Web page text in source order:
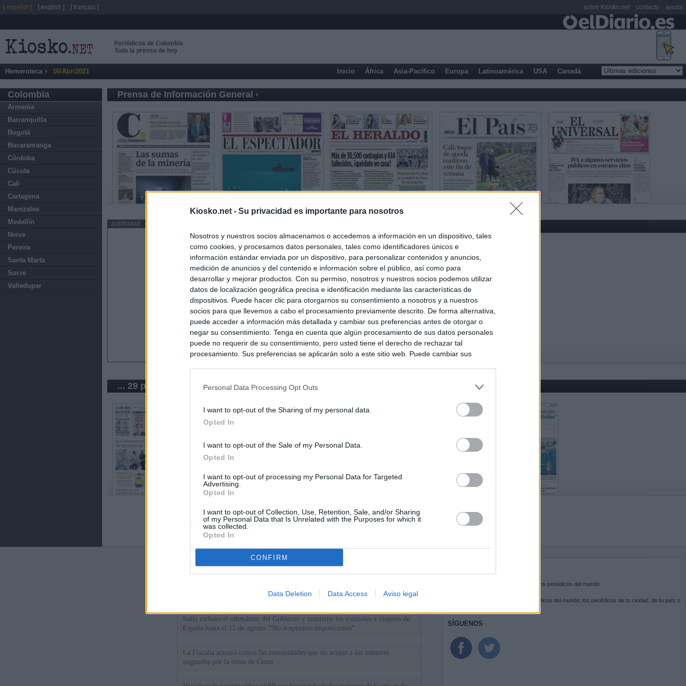
Kiosko.net - Su privacidad es importante para nosotros
Nosotros y nuestros socios almacenamos o accedemos a información en un dispositivo, tales
como cookies, y procesamos datos personales, tales como identificadores únicos e
información estándar enviada por un dispositivo, para personalizar contenidos y anuncios,
medición de anuncios y del contenido e información sobre el público, así como para
desarrollar y mejorar productos. Con su permiso, nosotros y nuestros socios podemos utilizar
datos de localización geográfica precisa e identificación mediante las características de
dispositivos. Puede hacer clic para otorgarnos su consentimiento a nosotros y a nuestros
socios para que llevemos a cabo el procesamiento previamente descrito. De forma alternativa,
puede acceder a información más detallada y cambiar sus preferencias antes de otorgar o
negar su consentimiento. Tenga en cuenta que algún procesamiento de sus datos personales
puede no requerir de su consentimiento, pero usted tiene el derecho de rechazar tal
procesamiento. Sus preferencias se aplicarán solo a este sitio web. Puede cambiar sus
Personal Data Processing Opt Outs
I want to opt-out of the Sharing of my personal data.
Opted In
I want to opt-out of the Sale of my Personal Data.
Opted In
I want to opt-out of processing my Personal Data for Targeted
Advertising.
Opted In
I want to opt-out of Collection, Use, Retention, Sale, and/or Sharing
of my Personal Data that Is Unrelated with the Purposes for which it
was collected.
Opted In
CONFIRM
Data Deletion Data Access Aviso legal
Periódicos de Colombia
Toda la prensa de hoy
Hemeroteca 16/Abr/2021 Inicio África Asia-Pacífico Europa Latinoamérica USA Canadá
Colombia
Armenia
Barranquilla
Bogotá
Bucaramanga
Córdoba
Cúcuta
Cali
Cartagena
Manizales
Medellín
Neiva
Pereira
Santa Marta
Sucre
Valledupar
Prensa de Información General
publicidad
... 29 periódicos de Colombia
Últimas noticias
Italia rechaza el ultimátum del Gobierno y mantiene los controles a viajeros de
España hasta el 15 de agosto: "No aceptamos imposiciones"
La Fiscalía actuará contra las comunidades que no acojan a los menores
asignados por la crisis de Ceuta
es la puerta de entrada a los periódicos del mundo.
Navega por las portadas de los periódicos del mundo: los periódicos de tu ciudad, de tu país o
SÍGUENOS
[ español ] [ english ] [ français ] sobre Kiosko.net contacto ayuda